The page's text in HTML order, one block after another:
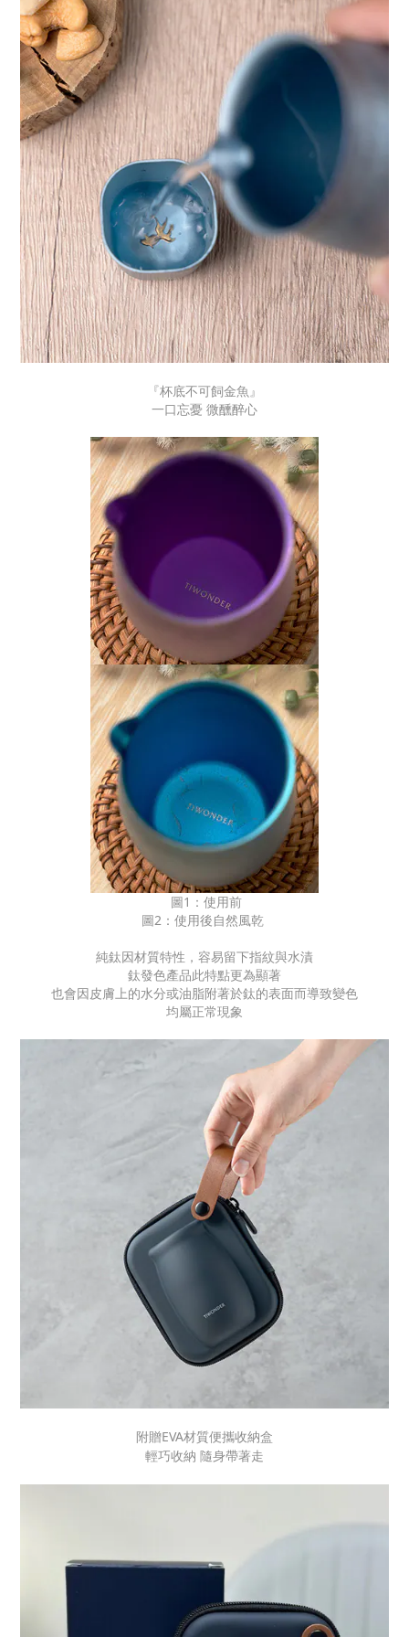
『杯底不可飼金魚』
一口忘憂 微醺醉心
圖1：使用前
圖2：使用後自然風乾
純鈦因材質特性，容易留下指紋與水漬
鈦發色產品此特點更為顯著
也會因皮膚上的水分或油脂附著於鈦的表面而導致變色
均屬正常現象
附贈EVA材質便攜收納盒
輕巧收納 隨身帶著走